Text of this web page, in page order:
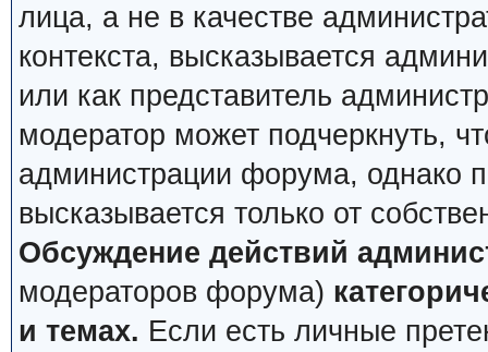
лица, а не в качестве
контекста, высказывается
или как представитель
модератор может подчеркнуть,
администрации форума, однако
высказывается только от
Обсуждение действий
модераторов форума)
и темах. Если есть личные